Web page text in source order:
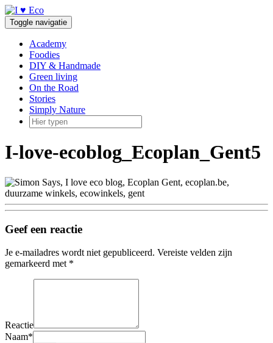
Doorgaan
naar
inhoud
Toggle navigatie
Academy
Foodies
DIY & Handmade
Green living
On the Road
Stories
Simply Nature
I-love-ecoblog_Ecoplan_Gent5
Geef een reactie
Je e-mailadres wordt niet gepubliceerd. Vereiste velden zijn
gemarkeerd met *
Reactie
Naam*